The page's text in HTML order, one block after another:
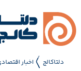
دلتاکالج اخبار